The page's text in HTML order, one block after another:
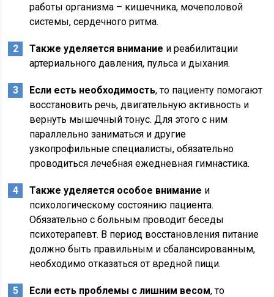
работы организма – кишечника, мочеполовой
системы, сердечного ритма.
Также уделяется внимание и реабилитации
артериального давления, пульса и дыхания.
Если есть необходимость, то пациенту помогают
восстановить речь, двигательную активность и
вернуть мышечный тонус. Для этого с ним
параллельно заниматься и другие
узкопрофильные специалисты, обязательно
проводиться лечебная ежедневная гимнастика.
Также уделяется особое внимание и
психологическому состоянию пациента.
Обязательно с больным проводит беседы
психотерапевт. В период восстановления питание
должно быть правильным и сбалансированным,
необходимо отказаться от вредной пищи.
Если есть проблемы с лишним весом, то